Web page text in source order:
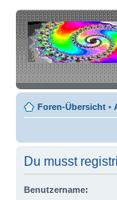
Foren-Übersicht •
Du musst
Benutzername: